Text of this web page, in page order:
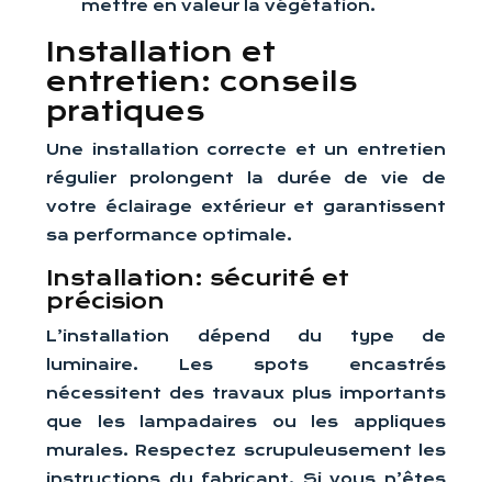
mettre en valeur la végétation.
Installation et
entretien: conseils
pratiques
Une installation correcte et un entretien
régulier prolongent la durée de vie de
votre éclairage extérieur et garantissent
sa performance optimale.
Installation: sécurité et
précision
L’installation dépend du type de
luminaire. Les spots encastrés
nécessitent des travaux plus importants
que les lampadaires ou les appliques
murales. Respectez scrupuleusement les